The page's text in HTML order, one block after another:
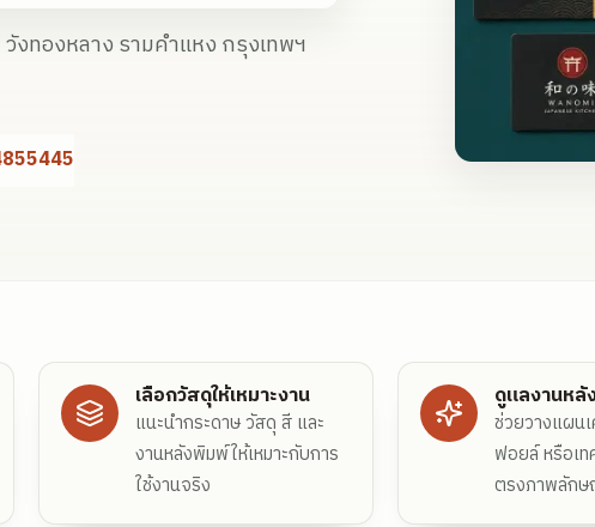
งทองหลาง รามคำแหง กรุงเทพฯ
เลือกวัสดุให้เหมาะงาน
แนะนำกระดาษ วัสดุ สี และ
งานหลังพิมพ์ให้เหมาะกับการ
ใช้งานจริง
ดูแลงานห
ช่วยวางแผน
ฟอยล์ หรือเ
ตรงภาพลัก